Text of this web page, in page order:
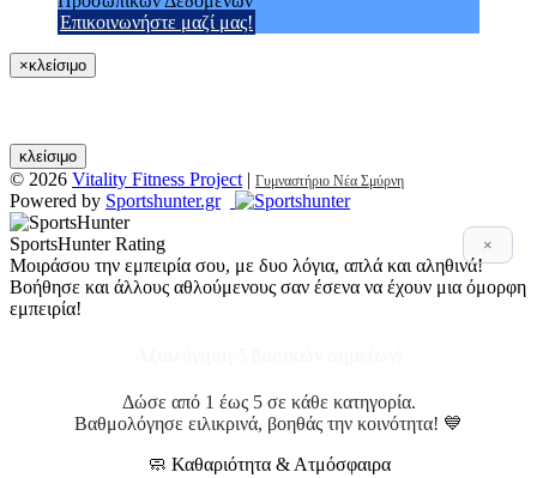
Επικοινωνήστε μαζί μας!
×κλείσιμο
κλείσιμο
© 2026 Vitality Fitness Project | Γυμναστήριο Νέα Σμύρνη
Powered by Sportshunter.gr
×
SportsHunter Rating
Μοιράσου την εμπειρία σου, με δυο λόγια, απλά και αληθινά!
Βοήθησε και άλλους αθλούμενους σαν έσενα να έχουν μια όμορφη
εμπειρία!
Δώσε από 1 έως 5 σε κάθε κατηγορία.
Βαθμολόγησε ειλικρινά, βοηθάς την κοινότητα! 💙
🧼 Καθαριότητα & Ατμόσφαιρα